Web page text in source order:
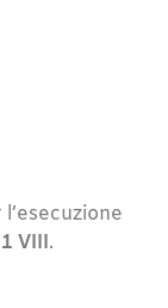
l’esecuzione
VIII.